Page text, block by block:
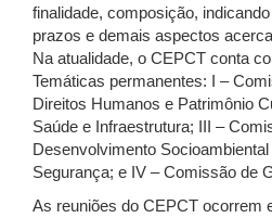
finalidade, composição,
prazos e demais aspectos
Na atualidade, o CEPCT conta
Temáticas permanentes: I –
Direitos Humanos e Patrimônio
Saúde e Infraestrutura; III –
Desenvolvimento
Segurança; e IV – Comissão de
As reuniões do CEPCT ocorrem